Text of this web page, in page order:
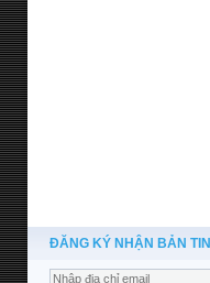
ĐĂNG KÝ NHẬN BẢN TIN